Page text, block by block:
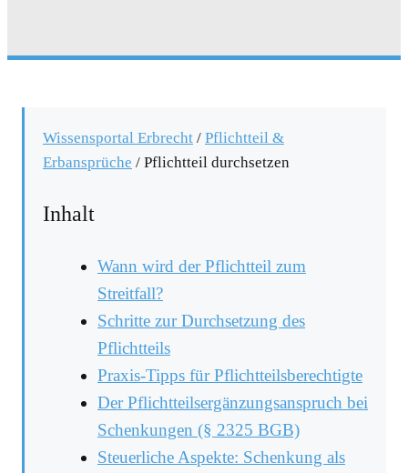
Wissensportal Erbrecht / Pflichtteil &
Erbansprüche / Pflichtteil durchsetzen
Inhalt
Wann wird der Pflichtteil zum
Streitfall?
Schritte zur Durchsetzung des
Pflichtteils
Praxis-Tipps für Pflichtteilsberechtigte
Der Pflichtteilsergänzungsanspruch bei
Schenkungen (§ 2325 BGB)
Steuerliche Aspekte: Schenkung als